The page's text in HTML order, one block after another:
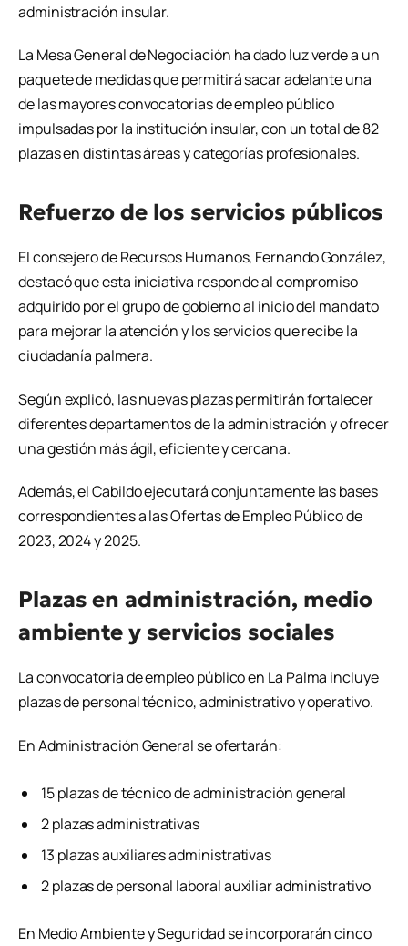
administración insular.
La Mesa General de Negociación ha dado luz verde a un
paquete de medidas que permitirá sacar adelante una
de las mayores convocatorias de empleo público
impulsadas por la institución insular, con un total de 82
plazas en distintas áreas y categorías profesionales.
Refuerzo de los servicios públicos
El consejero de Recursos Humanos, Fernando González,
destacó que esta iniciativa responde al compromiso
adquirido por el grupo de gobierno al inicio del mandato
para mejorar la atención y los servicios que recibe la
ciudadanía palmera.
Según explicó, las nuevas plazas permitirán fortalecer
diferentes departamentos de la administración y ofrecer
una gestión más ágil, eficiente y cercana.
Además, el Cabildo ejecutará conjuntamente las bases
correspondientes a las Ofertas de Empleo Público de
2023, 2024 y 2025.
Plazas en administración, medio
ambiente y servicios sociales
La convocatoria de empleo público en La Palma incluye
plazas de personal técnico, administrativo y operativo.
En Administración General se ofertarán:
15 plazas de técnico de administración general
2 plazas administrativas
13 plazas auxiliares administrativas
2 plazas de personal laboral auxiliar administrativo
En Medio Ambiente y Seguridad se incorporarán cinco